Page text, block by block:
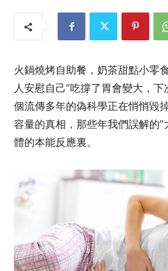
火鍋燒烤自助餐，奶茶甜點小零
人安慰自己”吃撐了胃會變大，
個流傳多年的偽科學正在悄悄毀
容量的真相，那些年我們誤解的
體的本能反應裏。